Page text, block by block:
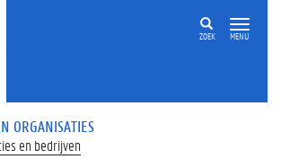
ZOEK MENU
ORGANISATIES
en bedrijven